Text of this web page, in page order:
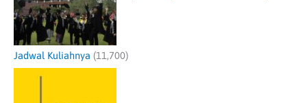
Jadwal Kuliahnya (11,700)